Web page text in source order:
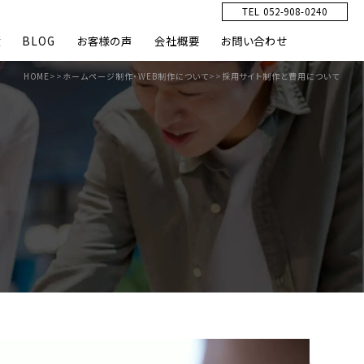
BLOG お客様の声 会社概要 お問い合わせ
TEL 052-908-0240
HOME>> ホームページ制作・WEB制作について>> 採用サイト制作と費用について